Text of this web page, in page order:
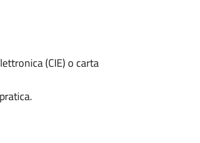
(CIE) o carta